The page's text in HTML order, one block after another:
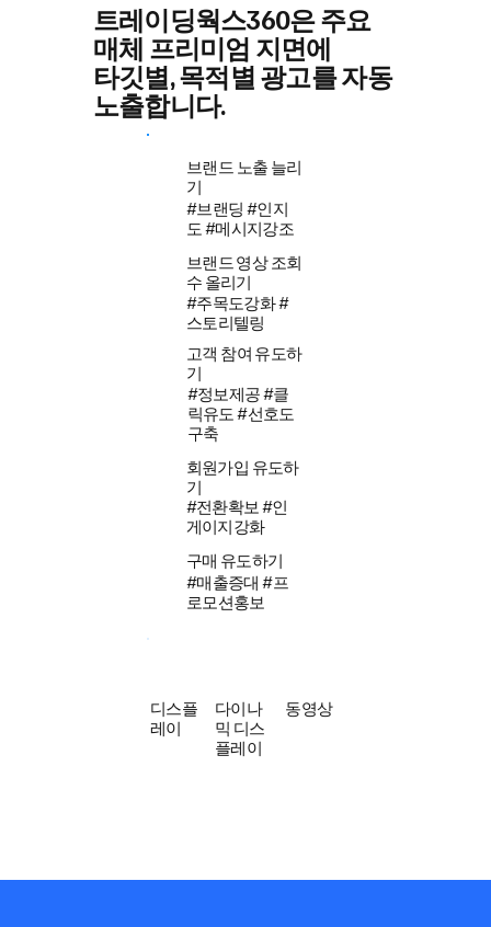
트레이딩웍스360은 주요
매체 프리미엄 지면에
타깃별, 목적별 광고를 자동
노출합니다.
브랜드 노출 늘리
기
#브랜딩 #인지
도 #메시지강조
브랜드 영상 조회
수 올리기
#주목도강화 #
스토리텔링
고객 참여 유도하
기
#정보제공 #클
릭유도 #선호도
구축
회원가입 유도하
기
#전환확보 #인
게이지강화
구매 유도하기
#매출증대 #프
로모션홍보
디스플
레이
다이나
믹 디스
플레이
동영상